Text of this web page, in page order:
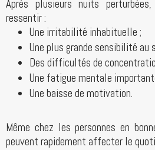
Après plusieurs nuits
ressentir :
Une irritabilité inhabituelle ;
Une plus grande sensibilité au
Des difficultés de
Une fatigue mentale
Une baisse de motivation.
Même chez les personnes en
peuvent rapidement affecter le